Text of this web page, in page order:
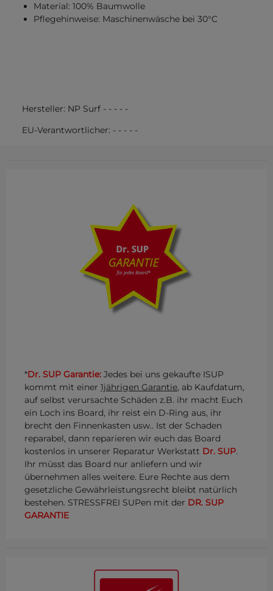
Material: 100% Baumwolle
Pflegehinweise: Maschinenwäsche bei 30°C
Hersteller: NP Surf - - - - -
EU-Verantwortlicher: - - - - -
*Dr. SUP Garantie: Jedes bei uns gekaufte ISUP
kommt mit einer 1jährigen Garantie, ab Kaufdatum,
auf selbst verursachte Schäden z.B. ihr macht Euch
ein Loch ins Board, ihr reist ein D-Ring aus, ihr
brecht den Finnenkasten usw.. Ist der Schaden
reparabel, dann reparieren wir euch das Board
kostenlos in unserer Reparatur Werkstatt Dr. SUP.
Ihr müsst das Board nur anliefern und wir
übernehmen alles weitere. Eure Rechte aus dem
gesetzliche Gewährleistungsrecht bleibt natürlich
bestehen. STRESSFREI SUPen mit der DR. SUP
GARANTIE